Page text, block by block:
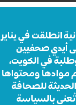
انطلقت في يناير
على أيدي صحفيين
في الكويت،
موادها ومحتواها
للصحافة
تُعنى بالسياسة